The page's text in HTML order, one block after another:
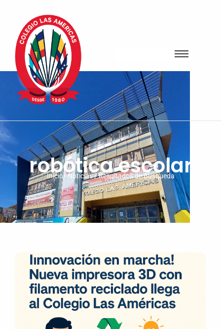
robótica escolar
Inicio/ Noticias / Resultados de Busqueda